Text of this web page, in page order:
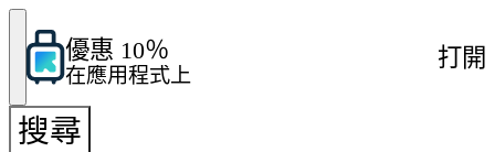
優惠 10％
在應用程式上
打開
搜尋